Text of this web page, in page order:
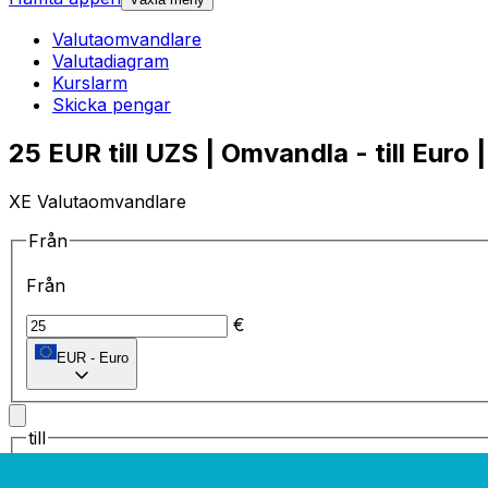
Valutaomvandlare
Valutadiagram
Kurslarm
Skicka pengar
25 EUR till UZS | Omvandla - till Euro
XE Valutaomvandlare
Från
Från
€
EUR - Euro
till